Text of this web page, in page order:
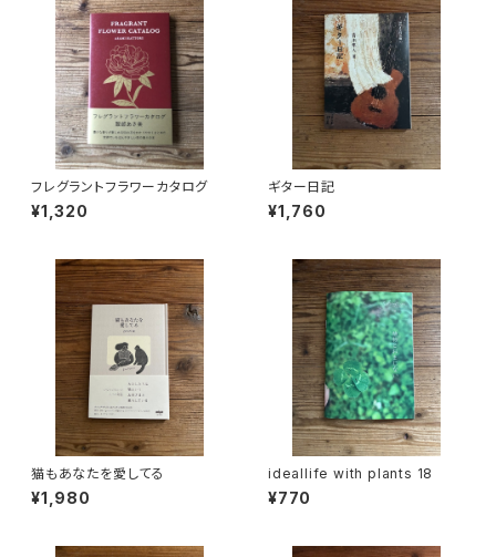
フレグラントフラワーカタログ
¥1,320
ギター日記
¥1,760
猫もあなたを愛してる
¥1,980
ideallife with plants 18
¥770